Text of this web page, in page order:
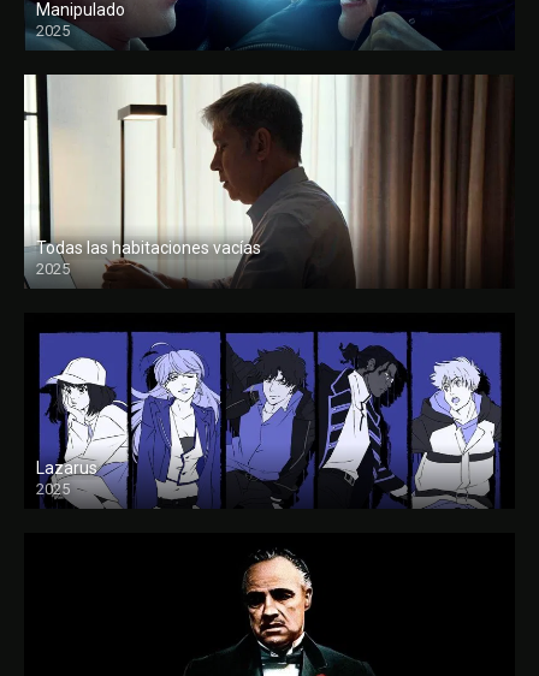
Manipulado
2025
Todas las habitaciones vacías
2025
FULL HD
Lazarus
2025